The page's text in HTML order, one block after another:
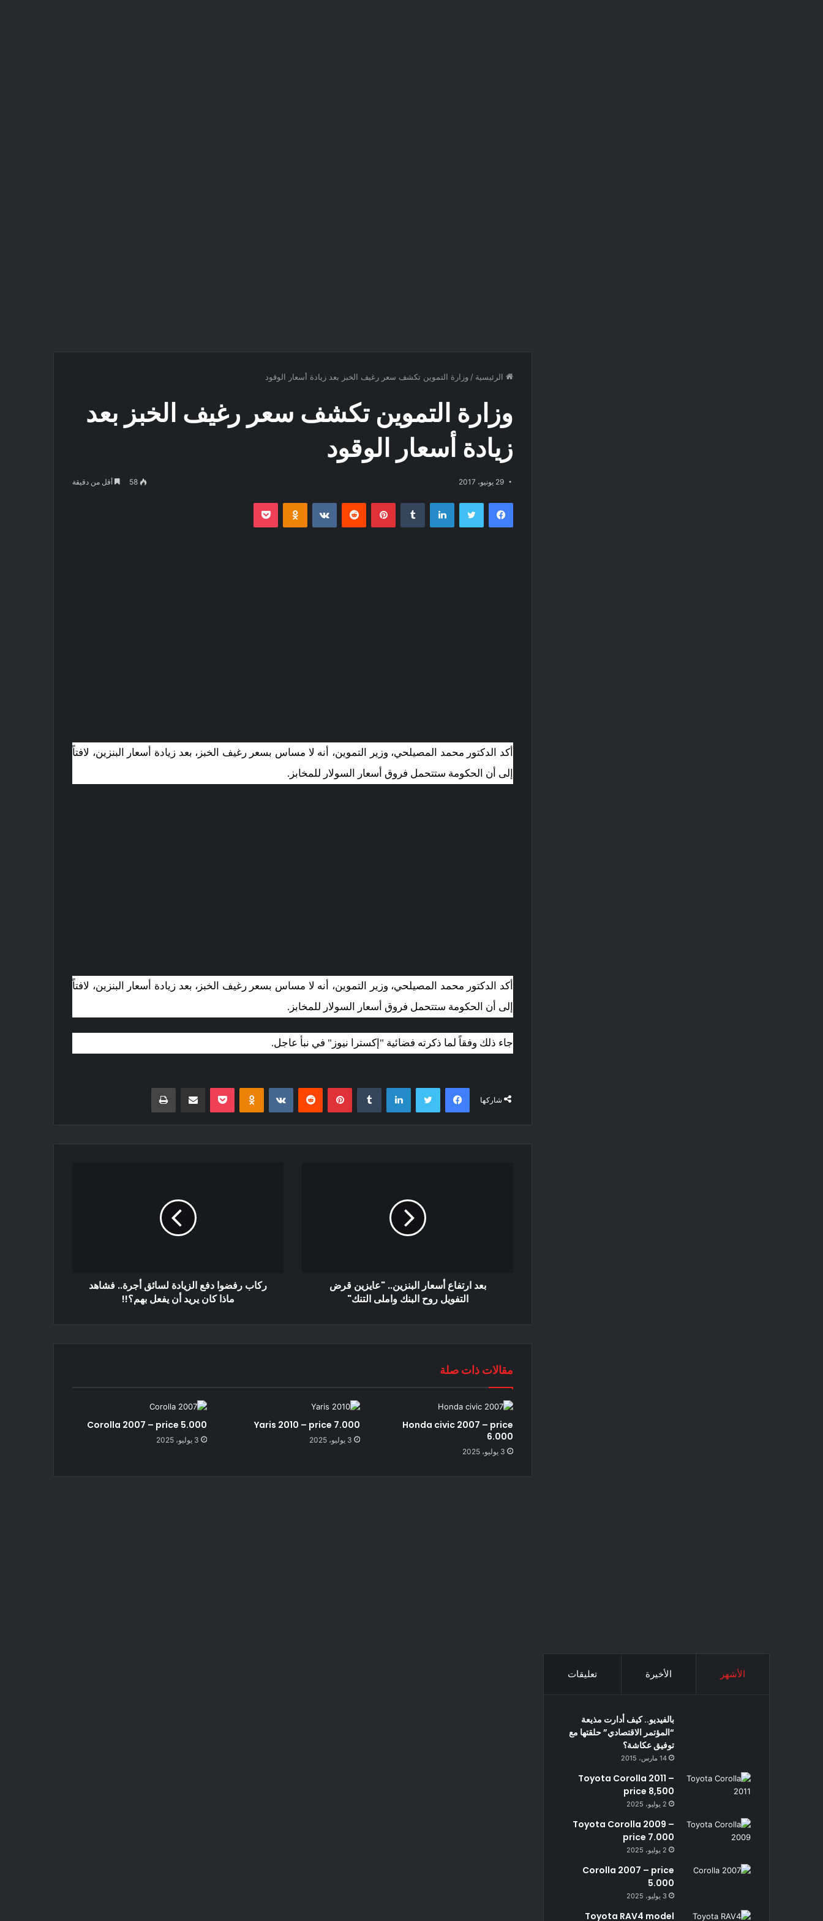
الرئيسية / وزارة التموين تكشف سعر رغيف الخبز بعد زيادة أسعار الوقود
وزارة التموين تكشف سعر رغيف الخبز بعد
زيادة أسعار الوقود
29 يونيو، 2017 58 أقل من دقيقة
فيسبوك لينكدإن بينتيريست
أكد الدكتور محمد المصيلحي، وزير التموين، أنه لا مساس بسعر رغيف الخبز، بعد زيادة أسعار البنزين، لافتاً
إلى أن الحكومة ستتحمل فروق أسعار السولار للمخابز.
أكد الدكتور محمد المصيلحي، وزير التموين، أنه لا مساس بسعر رغيف الخبز، بعد زيادة أسعار البنزين، لافتاً
إلى أن الحكومة ستتحمل فروق أسعار السولار للمخابز.
جاء ذلك وفقاً لما ذكرته فضائية "إكسترا نيوز" في نبأ عاجل.
شاركها
فيسبوك لينكدإن بينتيريست
بعد ارتفاع أسعار البنزين.. "عايزين قرض
التفويل روح البنك واملى التنك"
ركاب رفضوا دفع الزيادة لسائق أجرة.. فشاهد
ماذا كان يريد أن يفعل بهم؟!!
مقالات ذات صلة
Honda civic 2007 – price
6.000
3 يوليو، 2025
Yaris 2010 – price 7.000
3 يوليو، 2025
Corolla 2007 – price 5.000
3 يوليو، 2025
الأشهر الأخيرة تعليقات
بالفيديو.. كيف أدارت مذيعة
“المؤتمر الاقتصادي” حلقتها مع
توفيق عكاشة؟
14 مارس، 2015
Toyota Corolla 2011 –
price 8,500
2 يوليو، 2025
Toyota Corolla 2009 –
price 7.000
2 يوليو، 2025
Corolla 2007 – price
5.000
3 يوليو، 2025
Toyota RAV4 model